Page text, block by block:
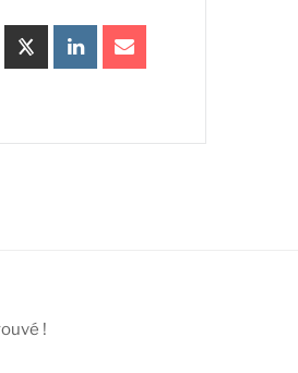
!